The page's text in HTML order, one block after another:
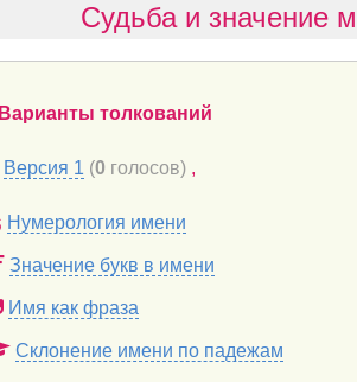
Судьба и значение
Варианты толкований
Версия 1 (0 голосов) ,
Нумерология имени
Значение букв в имени
Имя как фраза
Склонение имени по падежам